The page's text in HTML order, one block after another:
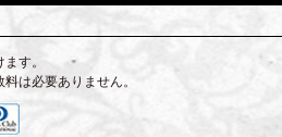
す。
は必要ありません。